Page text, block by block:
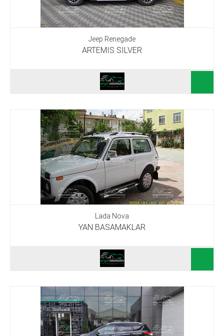
Jeep Renegade
ARTEMIS SILVER
Lada Nova
YAN BASAMAKLAR